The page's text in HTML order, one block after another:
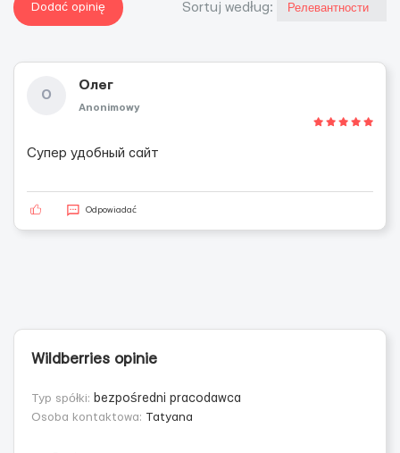
Dodać opinię Sortuj według:
О
Олег
Anonimowy
Супер удобный сайт
Odpowiadać
Wildberries opinie
Typ spółki: bezpośredni pracodawca
Osoba kontaktowa: Tatyana